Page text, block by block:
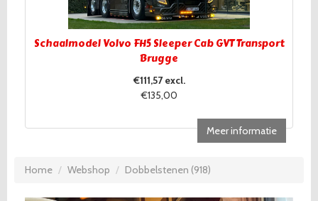
Schaalmodel Volvo FH5 Sleeper Cab GVT Transport
Brugge
€111,57 excl.
€135,00
Meer informatie
Home Webshop Dobbelstenen (918)